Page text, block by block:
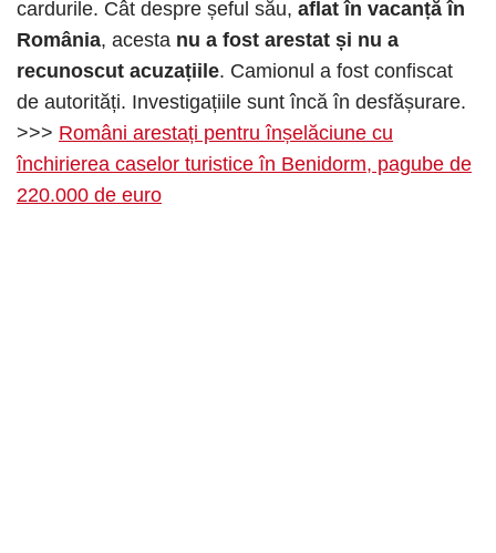
cardurile. Cât despre șeful său, aflat în vacanță în
România, acesta nu a fost arestat și nu a
recunoscut acuzațiile. Camionul a fost confiscat
de autorități. Investigațiile sunt încă în desfășurare.
>>> Români arestați pentru înșelăciune cu
închirierea caselor turistice în Benidorm, pagube de
220.000 de euro